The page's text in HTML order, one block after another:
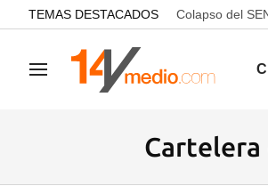
common.go-to-content
TEMAS DESTACADOS Colapso del
Navegación